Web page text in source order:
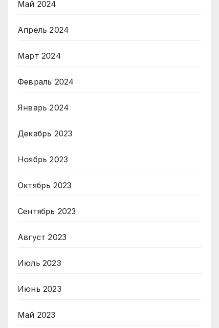
Май 2024
Апрель 2024
Март 2024
Февраль 2024
Январь 2024
Декабрь 2023
Ноябрь 2023
Октябрь 2023
Сентябрь 2023
Август 2023
Июль 2023
Июнь 2023
Май 2023